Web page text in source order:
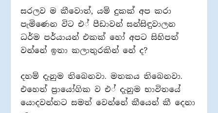
සරලව ම කීවොත්, යම් දුකක් අප කරා
පැමිණෙන විට එ් පීඩාවන් සන්සිඳුවාලන
ධර්ම පර්යායන් එකක් හෝ අපට සිහිපත්
වන්නේ ඉතා කලාතුරකින් නේ ද?
දහම් දැනුම තිබෙනවා. මතකය තිබෙනවා.
එහෙත් ප‍්‍රායෝගික ව එ් දැනුම භාවිතයේ
යොදවන්නට සමත් වෙන්නේ කීයෙන් කී දෙනා